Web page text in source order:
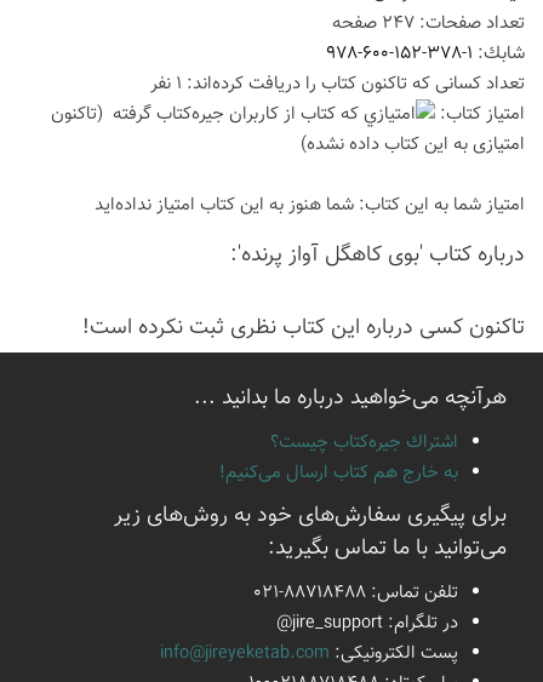
تعداد صفحات: 247 صفحه
شابك: 978-600-152-378-1
تعداد كسانی كه تاكنون كتاب را دریافت كرده‌اند: 1 نفر
امتیاز كتاب:
(تاكنون
امتیازی به این كتاب داده نشده)
امتیاز شما به این كتاب: شما هنوز به این كتاب امتیاز نداده‌اید
درباره كتاب 'بوی کاهگل آواز پرنده':
تاكنون كسی درباره این كتاب نظری ثبت نكرده است!
هرآنچه می‌خواهید درباره ما بدانید ...
اشتراك جيره‌كتاب چيست؟
به خارج هم كتاب ارسال می‌كنیم!
برای پیگیری سفارش‌های خود به روش‌های زیر
می‌توانید با ما تماس بگیرید:
تلفن تماس: 021-88718488
در تلگرام: @jire_support
پست الكترونیكی: info@jireyeketab.com